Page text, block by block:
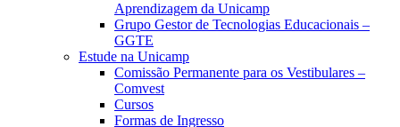
Aprendizagem da Unicamp
Grupo Gestor de Tecnologias Educacionais –
GGTE
Estude na Unicamp
Comissão Permanente para os Vestibulares –
Comvest
Cursos
Formas de Ingresso